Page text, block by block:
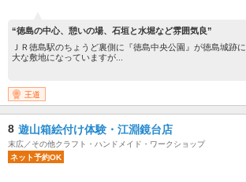
“徳島の中心、憩いの場、石垣と水堀など雰囲気良”
ＪＲ徳島駅のちょうど裏側に『徳島中央公園』が徳島城跡
大な敷地になっていますが...
王道
8 遊山箱絵付け体験・江淵鏡台店
末広／その他クラフト・ハンドメイド・ワークショップ
ネット予約OK